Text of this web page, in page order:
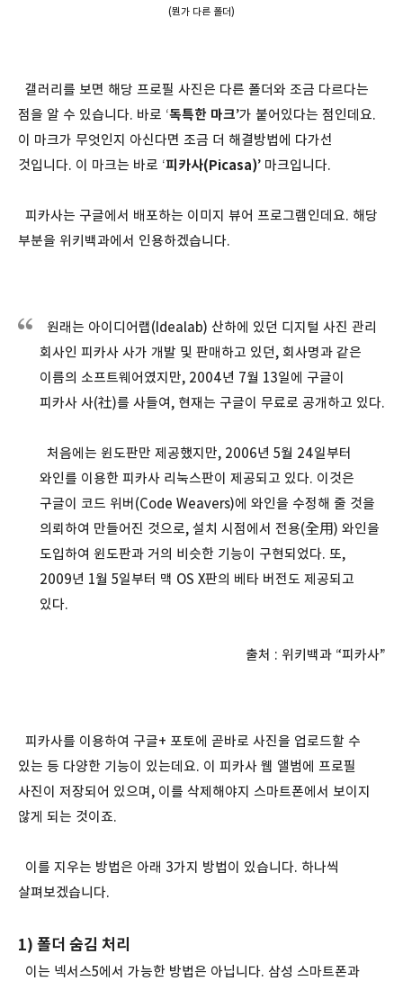
(뭔가 다른 폴더)
갤러리를 보면 해당 프로필 사진은 다른 폴더와 조금 다르다는
점을 알 수 있습니다. 바로 ‘독특한 마크’가 붙어있다는 점인데요.
이 마크가 무엇인지 아신다면 조금 더 해결방법에 다가선
것입니다. 이 마크는 바로 ‘피카사(Picasa)’ 마크입니다.
피카사는 구글에서 배포하는 이미지 뷰어 프로그램인데요. 해당
부분을 위키백과에서 인용하겠습니다.
원래는 아이디어랩(Idealab) 산하에 있던 디지털 사진 관리
회사인 피카사 사가 개발 및 판매하고 있던, 회사명과 같은
이름의 소프트웨어였지만, 2004년 7월 13일에 구글이
피카사 사(社)를 사들여, 현재는 구글이 무료로 공개하고 있다.
처음에는 윈도판만 제공했지만, 2006년 5월 24일부터
와인를 이용한 피카사 리눅스판이 제공되고 있다. 이것은
구글이 코드 위버(Code Weavers)에 와인을 수정해 줄 것을
의뢰하여 만들어진 것으로, 설치 시점에서 전용(全用) 와인을
도입하여 윈도판과 거의 비슷한 기능이 구현되었다. 또,
2009년 1월 5일부터 맥 OS X판의 베타 버전도 제공되고
있다.
출처 : 위키백과 “피카사”
피카사를 이용하여 구글+ 포토에 곧바로 사진을 업로드할 수
있는 등 다양한 기능이 있는데요. 이 피카사 웹 앨범에 프로필
사진이 저장되어 있으며, 이를 삭제해야지 스마트폰에서 보이지
않게 되는 것이죠.
이를 지우는 방법은 아래 3가지 방법이 있습니다. 하나씩
살펴보겠습니다.
1) 폴더 숨김 처리
이는 넥서스5에서 가능한 방법은 아닙니다. 삼성 스마트폰과